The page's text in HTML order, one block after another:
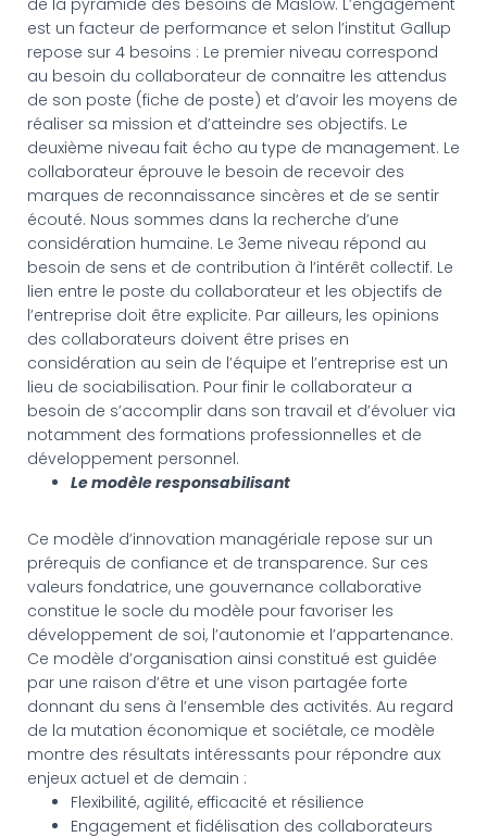
de la pyramide des besoins de Maslow. L’engagement
est un facteur de performance et selon l’institut Gallup
repose sur 4 besoins : Le premier niveau correspond
au besoin du collaborateur de connaitre les attendus
de son poste (fiche de poste) et d’avoir les moyens de
réaliser sa mission et d’atteindre ses objectifs. Le
deuxième niveau fait écho au type de management. Le
collaborateur éprouve le besoin de recevoir des
marques de reconnaissance sincères et de se sentir
écouté. Nous sommes dans la recherche d’une
considération humaine. Le 3eme niveau répond au
besoin de sens et de contribution à l’intérêt collectif. Le
lien entre le poste du collaborateur et les objectifs de
l’entreprise doit être explicite. Par ailleurs, les opinions
des collaborateurs doivent être prises en
considération au sein de l’équipe et l’entreprise est un
lieu de sociabilisation. Pour finir le collaborateur a
besoin de s’accomplir dans son travail et d’évoluer via
notamment des formations professionnelles et de
développement personnel.
Le modèle responsabilisant
Ce modèle d’innovation managériale repose sur un
prérequis de confiance et de transparence. Sur ces
valeurs fondatrice, une gouvernance collaborative
constitue le socle du modèle pour favoriser les
développement de soi, l’autonomie et l’appartenance.
Ce modèle d’organisation ainsi constitué est guidée
par une raison d’être et une vison partagée forte
donnant du sens à l’ensemble des activités. Au regard
de la mutation économique et sociétale, ce modèle
montre des résultats intéressants pour répondre aux
enjeux actuel et de demain :
Flexibilité, agilité, efficacité et résilience
Engagement et fidélisation des collaborateurs